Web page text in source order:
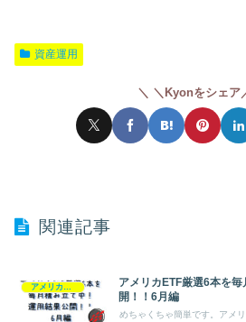
c
e
a
資産運用
＼Kyonをシェア
関連記事
アメリカETF
アメリカETF厳選6本を
開！！6月編
めちゃくちゃ簡単です。アメ